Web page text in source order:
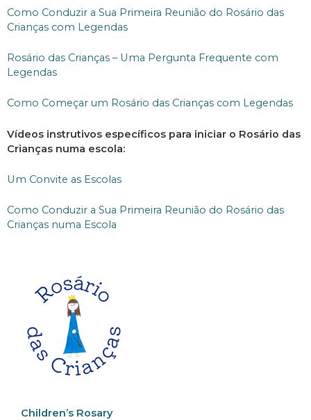
Como Conduzir a Sua Primeira Reunião do Rosário das
Crianças com Legendas
Rosário das Crianças – Uma Pergunta Frequente com
Legendas
Como Começar um Rosário das Crianças com Legendas
Vídeos instrutivos específicos para iniciar o Rosário das
Crianças numa escola:
Um Convite as Escolas
Como Conduzir a Sua Primeira Reunião do Rosário das
Crianças numa Escola
Children’s Rosary